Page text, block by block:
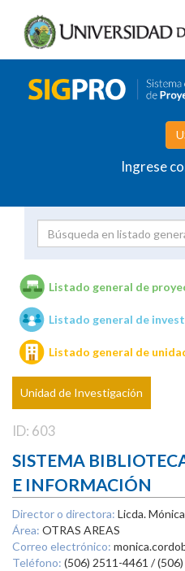
Ingrese
Unidades de
Listado general de
Listado general de
Listado general de
Unidad de Investigación
ID: 603
SISTEMA
E INFORMACIÓN
Director o directora: Licda.
Área: OTRAS AREAS
Correo electrónico:
Teléfono: (506) 2511-4461 /